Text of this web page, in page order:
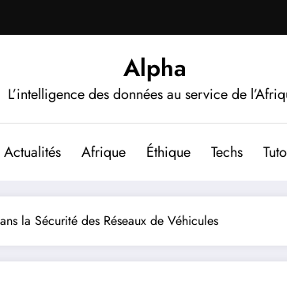
Alpha
L’intelligence des données au service de
Actualités Afrique Éthique Techs
la Sécurité des Réseaux de Véhicules